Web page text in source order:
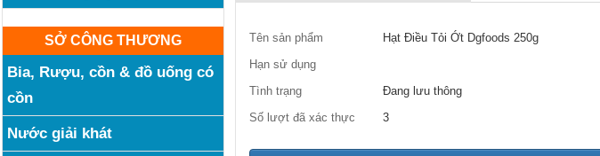
SỞ CÔNG THƯƠNG
Bia, Rượu, cồn & đồ uống có
cồn
Nước giải khát
Tên sản phẩm
Hạt Điều Tỏi Ớt Dgfoods 250g
Hạn sử dụng
Tình trạng
Đang lưu thông
Số lượt đã xác thực
3